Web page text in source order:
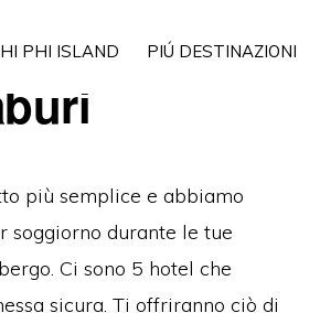
PHI ISLAND PIÚ DESTINAZIONI
più semplice e abbiamo
durante le tue
Ci sono 5 hotel che
sicura. Ti offriranno ciò di